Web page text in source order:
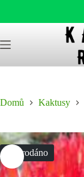
to
content
Domů Kaktusy
Vyprodáno